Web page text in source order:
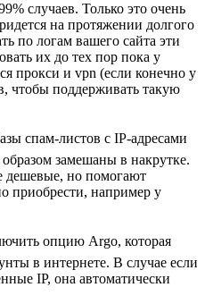
случаев. Только это очень
на протяжении долгого
по логам вашего сайта эти
их до тех пор пока у
прокси и vpn (если конечно у
чтобы поддерживать такую
спам-листов с IP-адресами
замешаны в накрутке.
дешевые, но помогают
приобрести, например у
опцию Argo, которая
в интернете. В случае если
IP, она автоматически